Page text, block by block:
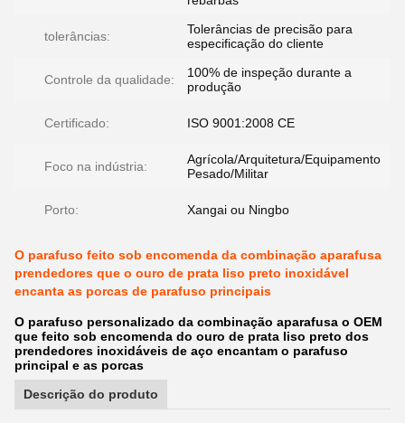
tolerâncias:
Tolerâncias de precisão para
especificação do cliente
Controle da qualidade:
100% de inspeção durante a
produção
Certificado: ISO 9001:2008 CE
Foco na indústria:
Agrícola/Arquitetura/Equipamento
Pesado/Militar
Porto: Xangai ou Ningbo
O parafuso feito sob encomenda da combinação aparafusa
prendedores que o ouro de prata liso preto inoxidável
encanta as porcas de parafuso principais
O parafuso personalizado da combinação aparafusa o OEM
que feito sob encomenda do ouro de prata liso preto dos
prendedores inoxidáveis de aço encantam o parafuso
principal e as porcas
Descrição do produto